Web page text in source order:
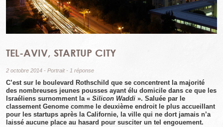
TEL-AVIV, STARTUP CITY
2 octobre 2014 - Portrait- 1 réponse
C’est sur le boulevard Rothschild que se concentrent la majorité
des nombreuses jeunes pousses ayant élu domicile dans ce que les
Israéliens surnomment la « Silicon Waddi ». Saluée par le
classement Genome comme le deuxième endroit le plus accueillant
pour les startups après la Californie, la ville qui ne dort jamais n’a
laissé aucune place au hasard pour susciter un tel engouement.